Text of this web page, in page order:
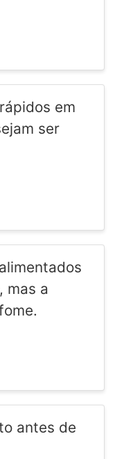
em
ser
mas a
antes de